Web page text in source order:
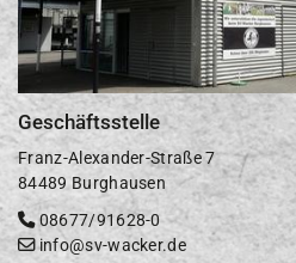
Geschäftsstelle
Franz-Alexander-Straße 7
84489 Burghausen
08677/91628-0
info@sv-wacker.de